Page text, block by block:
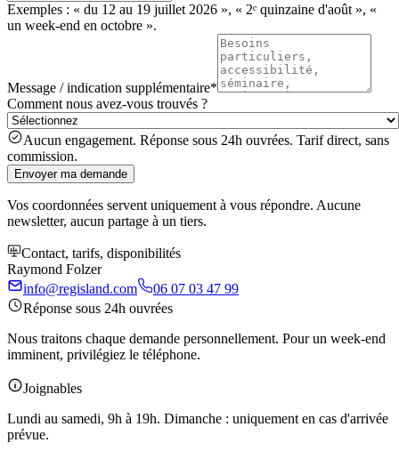
Exemples : « du 12 au 19 juillet 2026 », « 2ᵉ quinzaine d'août », «
un week-end en octobre ».
Message / indication supplémentaire*
Comment nous avez-vous trouvés ?
Aucun engagement. Réponse sous 24h ouvrées. Tarif direct, sans
commission.
Envoyer ma demande
Vos coordonnées servent uniquement à vous répondre. Aucune
newsletter, aucun partage à un tiers.
Contact, tarifs, disponibilités
Raymond Folzer
info@regisland.com
06 07 03 47 99
Réponse sous 24h ouvrées
Nous traitons chaque demande personnellement. Pour un week-end
imminent, privilégiez le téléphone.
Joignables
Lundi au samedi, 9h à 19h. Dimanche : uniquement en cas d'arrivée
prévue.